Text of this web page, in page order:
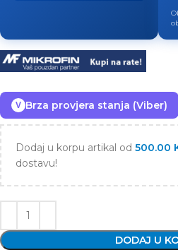
V Brza provjera stanja (Viber)
Dodaj u korpu artikal od 500.00
dostavu!
DODAJ U